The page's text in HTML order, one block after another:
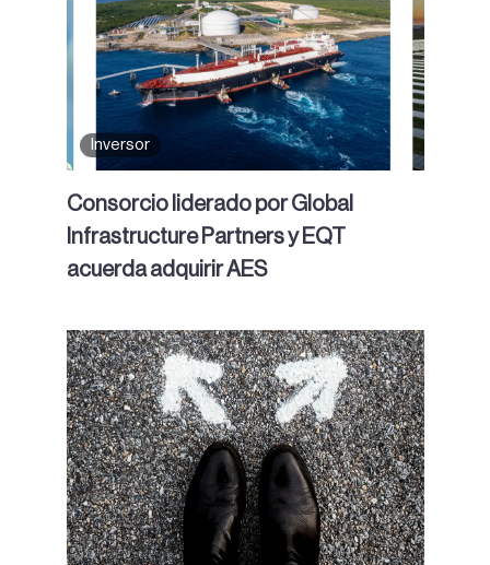
Inversor
Consorcio liderado por Global
Infrastructure Partners y EQT
acuerda adquirir AES